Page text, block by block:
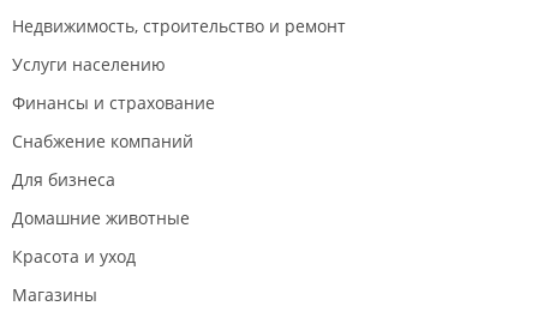
Недвижимость, строительство и ремонт
Услуги населению
Финансы и страхование
Снабжение компаний
Для бизнеса
Домашние животные
Красота и уход
Магазины